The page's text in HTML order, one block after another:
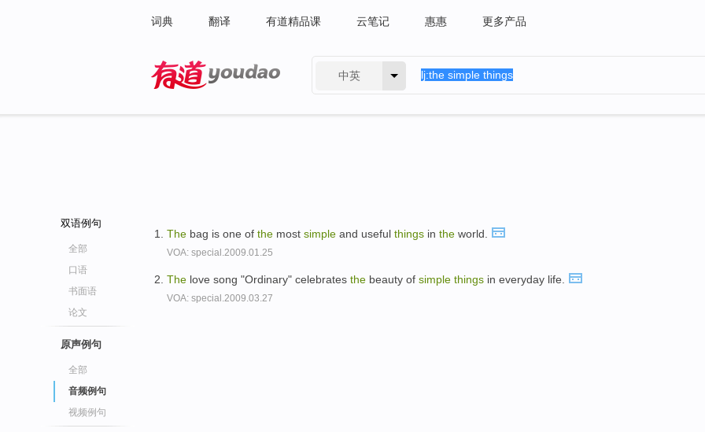
词典 翻译 有道精品课 云笔记 惠惠 更多产品
中英
双语例句
全部
口语
书面语
论文
原声例句
全部
音频例句
视频例句
The bag is one of the most simple and useful things in the world.
VOA: special.2009.01.25
The love song "Ordinary" celebrates the beauty of simple things in everyday life.
VOA: special.2009.03.27